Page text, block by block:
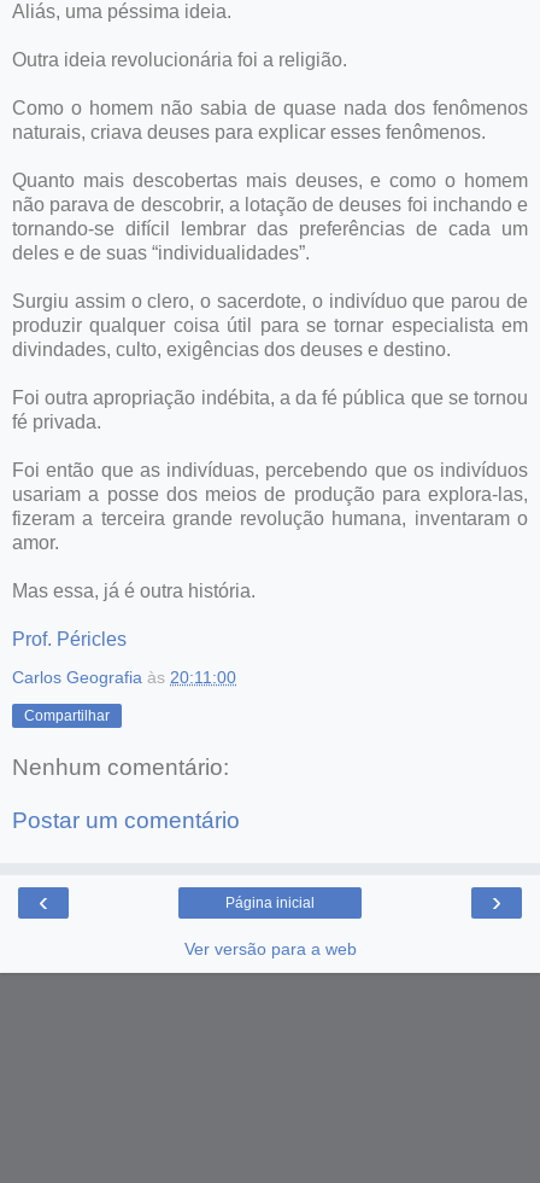
Aliás, uma péssima ideia.
Outra ideia revolucionária foi a religião.
Como o homem não sabia de quase nada dos fenômenos
naturais, criava deuses para explicar esses fenômenos.
Quanto mais descobertas mais deuses, e como o homem
não parava de descobrir, a lotação de deuses foi inchando e
tornando-se difícil lembrar das preferências de cada um
deles e de suas “individualidades”.
Surgiu assim o clero, o sacerdote, o indivíduo que parou de
produzir qualquer coisa útil para se tornar especialista em
divindades, culto, exigências dos deuses e destino.
Foi outra apropriação indébita, a da fé pública que se tornou
fé privada.
Foi então que as indivíduas, percebendo que os indivíduos
usariam a posse dos meios de produção para explora-las,
fizeram a terceira grande revolução humana, inventaram o
amor.
Mas essa, já é outra história.
Prof. Péricles
Carlos Geografia às 20:11:00
Compartilhar
Nenhum comentário:
Postar um comentário
‹ ›
Página inicial
Ver versão para a web